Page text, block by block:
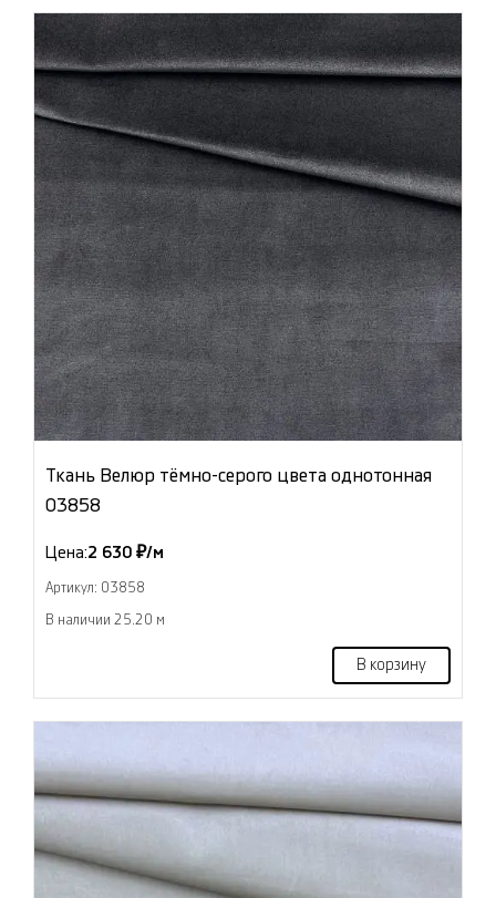
Ткань Велюр тёмно-серого цвета однотонная
03858
Цена:2 630 ₽/м
Артикул: 03858
В наличии 25.20 м
В корзину